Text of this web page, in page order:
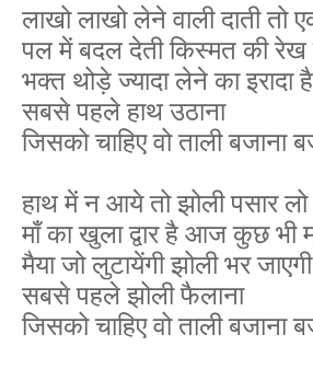
लाखो लाखो लेने वाली दाती तो
पल में बदल देती किस्मत की रेख
भक्त थोड़े ज्यादा लेने का इरादा है
सबसे पहले हाथ उठाना
जिसको चाहिए वो ताली बजाना
हाथ में न आये तो झोली पसार लो
माँ का खुला द्वार है आज कुछ भी
मैया जो लुटायेंगी झोली भर जाएगी
सबसे पहले झोली फैलाना
जिसको चाहिए वो ताली बजाना